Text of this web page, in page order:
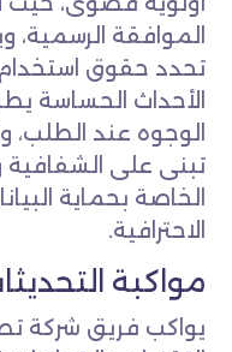
الموافقة
تحدد حقوق
الأحداث
الوجوه عند الطلب،
تبنى على الشفافية
الخاصة بحماية
الاحترافية.
مواكبة
يواكب فريق شركة